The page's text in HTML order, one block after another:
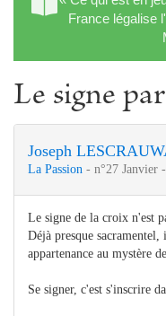
France légalise
Le signe
Joseph
La Passion - n°27 Janvier
Le signe de la croix n'est
Déjà presque
appartenance au mystère
Se signer, c'est s'inscrire